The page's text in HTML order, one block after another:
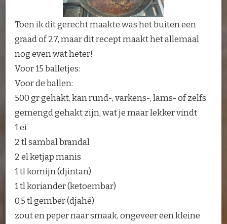
Toen ik dit gerecht maakte was het buiten een
graad of 27, maar dit recept maakt het allemaal
nog even wat heter!
Voor 15 balletjes:
Voor de ballen:
500 gr gehakt, kan rund-, varkens-, lams- of zelfs
gemengd gehakt zijn, wat je maar lekker vindt
1 ei
2 tl sambal brandal
2 el ketjap manis
1 tl komijn (djintan)
1 tl koriander (ketoembar)
0,5 tl gember (djahé)
zout en peper naar smaak, ongeveer een kleine